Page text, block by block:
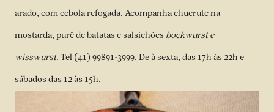
arado, com cebola refogada. Acompanha chucrute na
mostarda, purê de batatas e salsichões bockwurst e
wisswurst. Tel (41) 99891-3999. De à sexta, das 17h às 22h e
sábados das 12 às 15h.